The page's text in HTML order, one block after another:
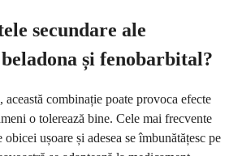
secundare ale
și fenobarbital?
această combinație poate provoca efecte
o tolerează bine. Cele mai frecvente
obicei ușoare și adesea se îmbunătățesc pe